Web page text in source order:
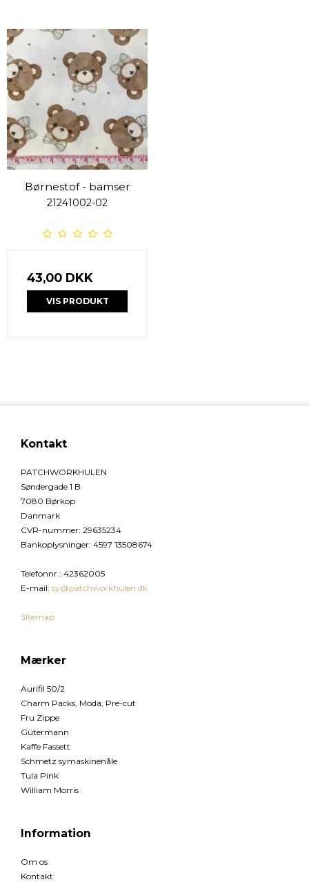
Børnestof - bamser
21241002-02
43,00 DKK
VIS PRODUKT
Kontakt
PATCHWORKHULEN
Søndergade 1 B
7080 Børkop
Danmark
CVR-nummer: 29635234
Bankoplysninger: 4597 13508674
Telefonnr.: 42362005
E-mail: sy@patchworkhulen.dk
Sitemap
Mærker
Aurifil 50/2
Charm Packs, Moda, Pre-cut
Fru Zippe
Gütermann
Kaffe Fassett
Schmetz symaskinenåle
Tula Pink
William Morris
Information
Om os
Kontakt